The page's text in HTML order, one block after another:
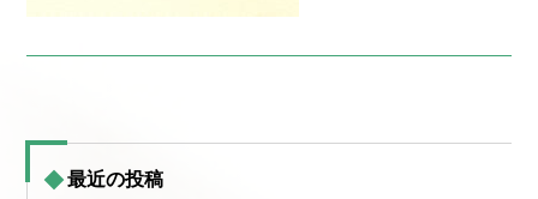
最近の投稿